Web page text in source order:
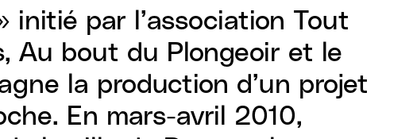
initié par l’association Tout
Au bout du Plongeoir et le
la production d’un projet
En mars-avril 2010,